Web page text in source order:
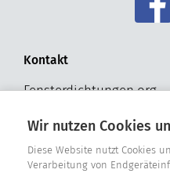
Kontakt
Fensterdichtungen.org
D - 33181 Bad
Tel. +49 2957 - 9849318
Wir nutzen Cookies
Diese Website nutzt Cookies
Verarbeitung von